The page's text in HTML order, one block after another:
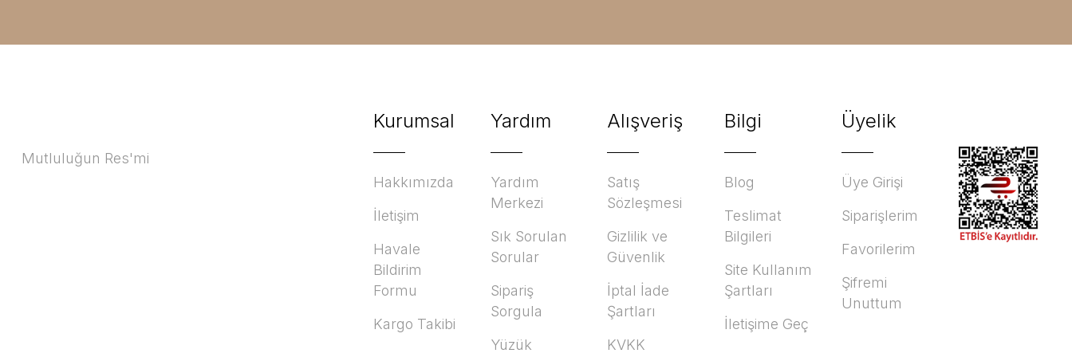
Mutluluğun Res'mi
Kurumsal
Hakkımızda
İletişim
Havale
Bildirim
Formu
Kargo Takibi
Yardım
Yardım
Merkezi
Sık Sorulan
Sorular
Sipariş
Sorgula
Yüzük
Alışveriş
Satış
Sözleşmesi
Gizlilik ve
Güvenlik
İptal İade
Şartları
KVKK
Bilgi
Blog
Teslimat
Bilgileri
Site Kullanım
Şartları
İletişime Geç
Üyelik
Üye Girişi
Siparişlerim
Favorilerim
Şifremi
Unuttum